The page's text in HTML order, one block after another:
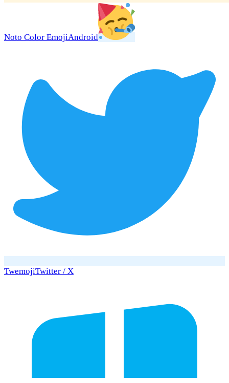
Noto Color EmojiAndroid
TwemojiTwitter / X